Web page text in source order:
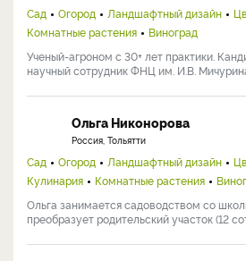
Сад Огород Ландшафтный дизайн
Комнатные растения
Виноград
Ученый-агроном с 30+ лет практики.
научный сотрудник ФНЦ им. И.В. Мичурина,
Ольга Никонорова
Россия, Тольятти
Сад Огород Ландшафтный дизайн
Кулинария
Комнатные растения
Ольга занимается садоводством со
преобразует родительский участок (12